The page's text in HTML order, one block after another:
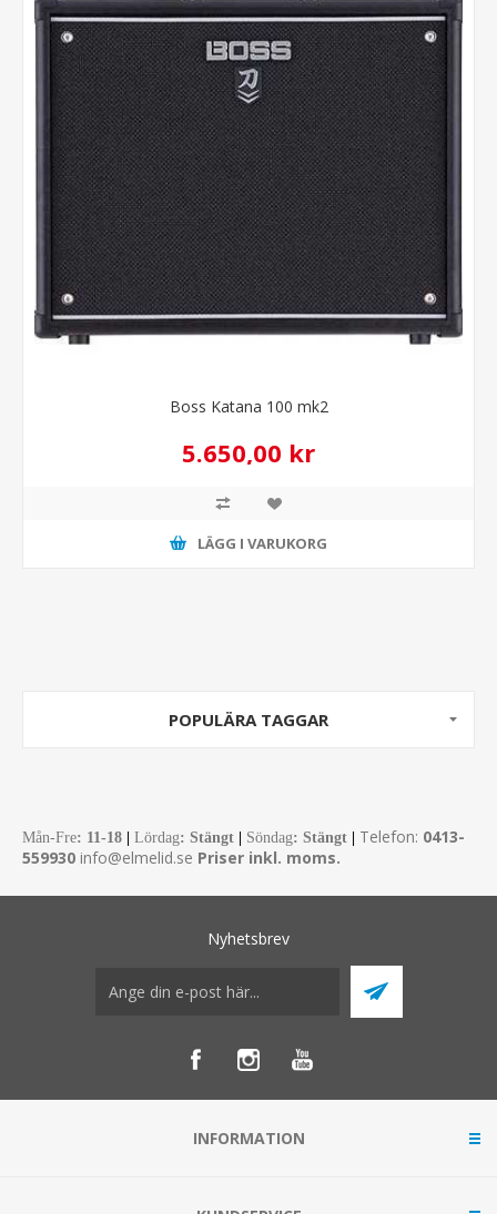
Boss Katana 100 mk2
5.650,00 kr
LÄGG I VARUKORG
POPULÄRA TAGGAR
Mån-Fre: 11-18 | Lördag: Stängt | Söndag: Stängt | Telefon: 0413-
559930 info@elmelid.se Priser inkl. moms.
Nyhetsbrev
INFORMATION